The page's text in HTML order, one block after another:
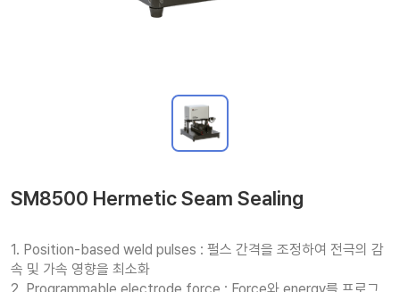
SM8500 Hermetic Seam Sealing
1. Position-based weld pulses : 펄스 간격을 조정하여 전극의 감
속 및 가속 영향을 최소화